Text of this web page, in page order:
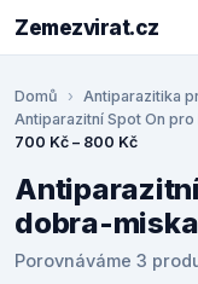
Zemezvirat.cz
Domů
Antiparazitika
Antiparazitní Spot On
700 Kč – 800 Kč
dobra-
Porovnáváme 3